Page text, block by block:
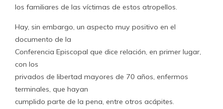
los familiares de las víctimas de estos atropellos.
Hay, sin embargo, un aspecto muy positivo en el
documento de la
Conferencia Episcopal que dice relación, en primer lugar,
con los
privados de libertad mayores de 70 años, enfermos
terminales, que hayan
cumplido parte de la pena, entre otros acápites.